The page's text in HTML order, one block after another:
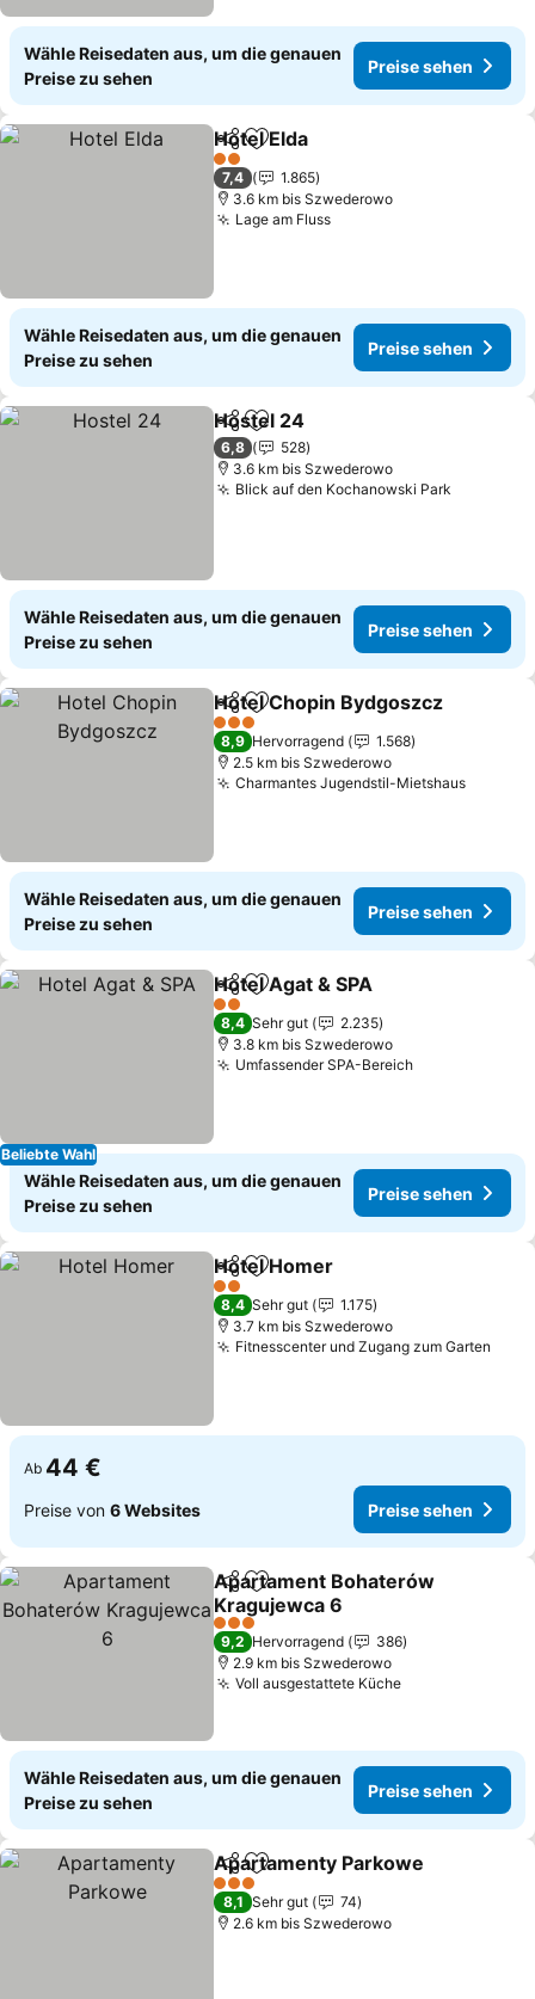
Wähle Reisedaten aus, um die genauen
Preise zu sehen
Preise sehen
TeilenZu Favoriten hinzufügen
Hotel Elda
2 Sterne
7,4
1.865
3.6 km bis Szwederowo
Lage am FlussPreise sehen
Wähle Reisedaten aus, um die genauen
Preise zu sehen
Preise sehen
TeilenZu Favoriten hinzufügen
Hostel 24
6,8
528
3.6 km bis Szwederowo
Blick auf den Kochanowski Park
Wähle Reisedaten aus, um die genauen
Preise zu sehen
Preise sehen
TeilenZu Favoriten hinzufügen
Hotel Chopin Bydgoszcz
3 Sterne
8,9 Hervorragend
1.568
2.5 km bis Szwederowo
Charmantes Jugendstil-MietshausPreise
Wähle Reisedaten aus, um die genauen
Preise zu sehen
Preise sehen
Beliebte Wahl
TeilenZu Favoriten hinzufügen
Hotel Agat & SPA
2 Sterne
8,4 Sehr gut
2.235
3.8 km bis Szwederowo
Umfassender SPA-BereichPreise sehen
Wähle Reisedaten aus, um die genauen
Preise zu sehen
Preise sehen
TeilenZu Favoriten hinzufügen
Hotel Homer
2 Sterne
8,4 Sehr gut
1.175
3.7 km bis Szwederowo
Fitnesscenter und Zugang zum Garten
Ab 44 €
Preise von 6 Websites Preise sehen
TeilenZu Favoriten hinzufügen
Apartament Bohaterów
Kragujewca 6
Preise sehen
3 Sterne
9,2 Hervorragend
386
2.9 km bis Szwederowo
Voll ausgestattete KüchePreise sehen
Wähle Reisedaten aus, um die genauen
Preise zu sehen
Preise sehen
TeilenZu Favoriten hinzufügen
Apartamenty Parkowe
3 Sterne
8,1 Sehr gut
74
2.6 km bis Szwederowo